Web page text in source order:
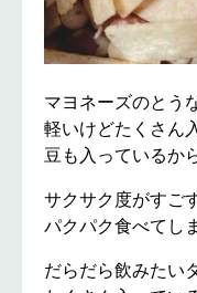
マヨネーズのとう
軽いけどたくさん
豆も入っているか
サクサク度がすご
パクパク食べてし
だらだら飲みたい